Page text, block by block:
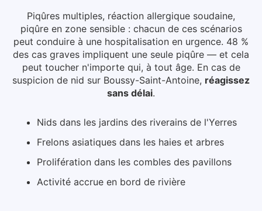
Piqûres multiples, réaction allergique soudaine,
piqûre en zone sensible : chacun de ces scénarios
peut conduire à une hospitalisation en urgence. 48 %
des cas graves impliquent une seule piqûre — et cela
peut toucher n'importe qui, à tout âge. En cas de
suspicion de nid sur Boussy-Saint-Antoine, réagissez
sans délai.
Nids dans les jardins des riverains de l'Yerres
Frelons asiatiques dans les haies et arbres
Prolifération dans les combles des pavillons
Activité accrue en bord de rivière